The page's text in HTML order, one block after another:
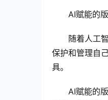
AI赋能的
随着人工
保护和管理自
具。
AI赋能的